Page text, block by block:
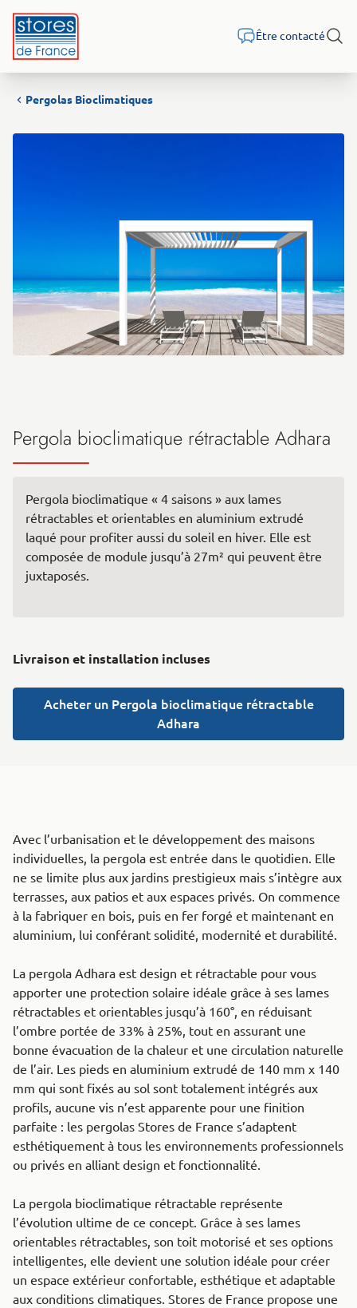
Être contacté
Pergolas Bioclimatiques
Pergola bioclimatique rétractable Adhara
Pergola bioclimatique « 4 saisons » aux lames
rétractables et orientables en aluminium extrudé
laqué pour profiter aussi du soleil en hiver. Elle est
composée de module jusqu’à 27m² qui peuvent être
juxtaposés.
Livraison et installation incluses
Acheter un Pergola bioclimatique rétractable
Adhara
Avec l’urbanisation et le développement des maisons
individuelles, la pergola est entrée dans le quotidien. Elle
ne se limite plus aux jardins prestigieux mais s’intègre aux
terrasses, aux patios et aux espaces privés. On commence
à la fabriquer en bois, puis en fer forgé et maintenant en
aluminium, lui conférant solidité, modernité et durabilité.
La pergola Adhara est design et rétractable pour vous
apporter une protection solaire idéale grâce à ses lames
rétractables et orientables jusqu’à 160°, en réduisant
l’ombre portée de 33% à 25%, tout en assurant une
bonne évacuation de la chaleur et une circulation naturelle
de l’air. Les pieds en aluminium extrudé de 140 mm x 140
mm qui sont fixés au sol sont totalement intégrés aux
profils, aucune vis n’est apparente pour une finition
parfaite : les pergolas Stores de France s’adaptent
esthétiquement à tous les environnements professionnels
ou privés en alliant design et fonctionnalité.
La pergola bioclimatique rétractable représente
l’évolution ultime de ce concept. Grâce à ses lames
orientables rétractables, son toit motorisé et ses options
intelligentes, elle devient une solution idéale pour créer
un espace extérieur confortable, esthétique et adaptable
aux conditions climatiques. Stores de France propose une